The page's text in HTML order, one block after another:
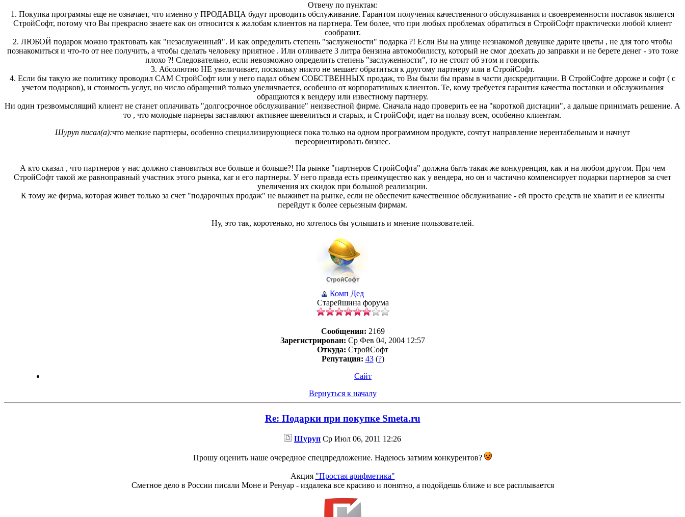
Отвечу по пунктам:
1. Покупка программы еще не означает, что именно у ПРОДАВЦА будут проводить обслуживание. Гарантом получения качественного обслуживания и своевременности поставок является
СтройСофт, потому что Вы прекрасно знаете как он относится к жалобам клиентов на партнера. Тем более, что при любых проблемах обратиться в СтройСофт практически любой клиент
сообразит.
2. ЛЮБОЙ подарок можно трактовать как "незаслуженный". И как определить степень "заслужености" подарка ?! Если Вы на улице незнакомой девушке дарите цветы , не для того чтобы
познакомиться и что-то от нее получить, а чтобы сделать человеку приятное . Или отливаете 3 литра бензина автомобилисту, который не смог доехать до заправки и не берете денег - это тоже
плохо ?! Следовательно, если невозможно определить степень "заслуженности", то не стоит об этом и говорить.
3. Абсолютно НЕ увеличивает, поскольку никто не мешает обратиться к другому партнеру или в СтройСофт.
4. Если бы такую же политику проводил САМ СтройСофт или у него падал объем СОБСТВЕННЫХ продаж, то Вы были бы правы в части дискредитации. В СтройСофте дороже и софт ( с
учетом подарков), и стоимость услуг, но число обращений только увеличвается, особенно от корпоративных клиентов. Те, кому требуется гарантия качества поставки и обслуживания
обращаются к вендеру или известному партнеру.
Ни один трезвомыслящий клиент не станет оплачивать "долгосрочное обслуживание" неизвестной фирме. Сначала надо проверить ее на "короткой дистации", а дальше принимать решение. А
то , что молодые парнеры заставляют активнее шевелиться и старых, и СтройСофт, идет на пользу всем, особенно клиентам.
Шуруп писал(а):что мелкие партнеры, особенно специализирующиеся пока только на одном программном продукте, сочтут направление нерентабельным и начнут
переориентировать бизнес.
А кто сказал , что партнеров у нас должно становиться все больше и больше?! На рынке "партнеров СтройСофта" должна быть такая же конкуренция, как и на любом другом. При чем
СтройСофт такой же равноправный участник этого рынка, каr и его партнеры. У него правда есть преимущество как у вендера, но он и частично компенсирует подарки партнеров за счет
увеличения их скидок при большой реализации.
К тому же фирма, которая живет только за счет "подарочных продаж" не выживет на рынке, если не обеспечит качественное обслуживание - ей просто средств не хватит и ее клиенты
перейдут к более серьезным фирмам.
Ну, это так, коротенько, но хотелось бы услышать и мнение пользователей.
Комп Дед
Старейшина форума
Сообщения: 2169
Зарегистрирован: Ср Фев 04, 2004 12:57
Откуда: СтройСофт
Репутация: 43(?)
Сайт
Вернуться к началу
Re: Подарки при покупке Smeta.ru
Шуруп Ср Июл 06, 2011 12:26
Прошу оценить наше очередное спецпредложение. Надеюсь затмим конкурентов?
Акция "Простая арифметика"
Сметное дело в России писали Моне и Ренуар - издалека все красиво и понятно, а подойдешь ближе и все расплывается